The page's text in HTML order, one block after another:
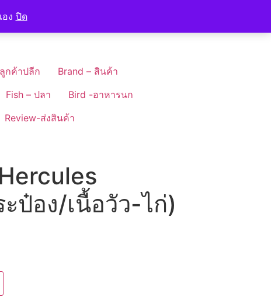
ง ปิด
กค้าปลีก
Brand – สินค้า
Fish – ปลา
Bird -อาหารนก
Review-ส่งสินค้า
ป๋อง/เนื้อวัว-ไก่)